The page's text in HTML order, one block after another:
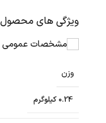
ویژگی های محصول
مشخصات عمومی
وزن
0.24 کیلوگرم